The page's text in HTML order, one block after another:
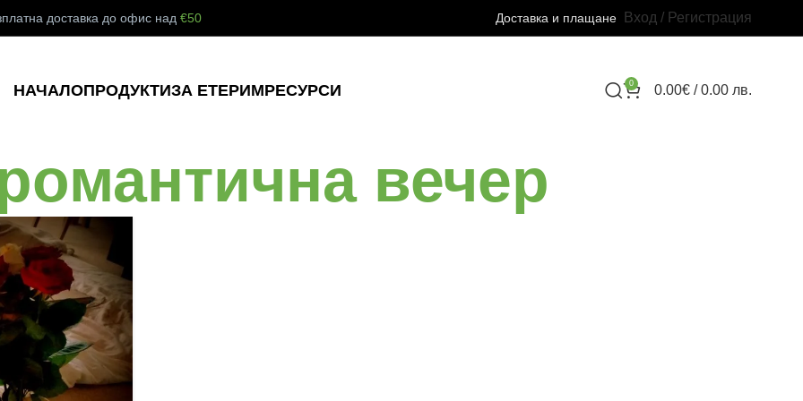
доставка до офис над€50 Доставка и плащане Вход / Регистрация
НАЧАЛОПРОДУКТИЗА ЕТЕРИМРЕСУРСИ 0 0.00€/ 0.00 лв.
вечер